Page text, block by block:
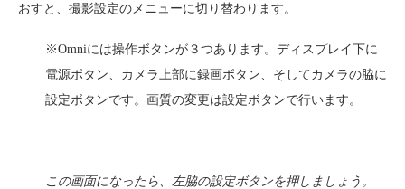
おすと、撮影設定のメニューに切り替わります。
※Omniには操作ボタンが３つあります。ディスプレイ下に
電源ボタン、カメラ上部に録画ボタン、そしてカメラの脇に
設定ボタンです。画質の変更は設定ボタンで行います。
この画面になったら、左脇の設定ボタンを押しましょう。